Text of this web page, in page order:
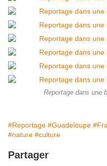
Reportage dans une
#Reportage #Guadeloupe
#nature #culture
Partager